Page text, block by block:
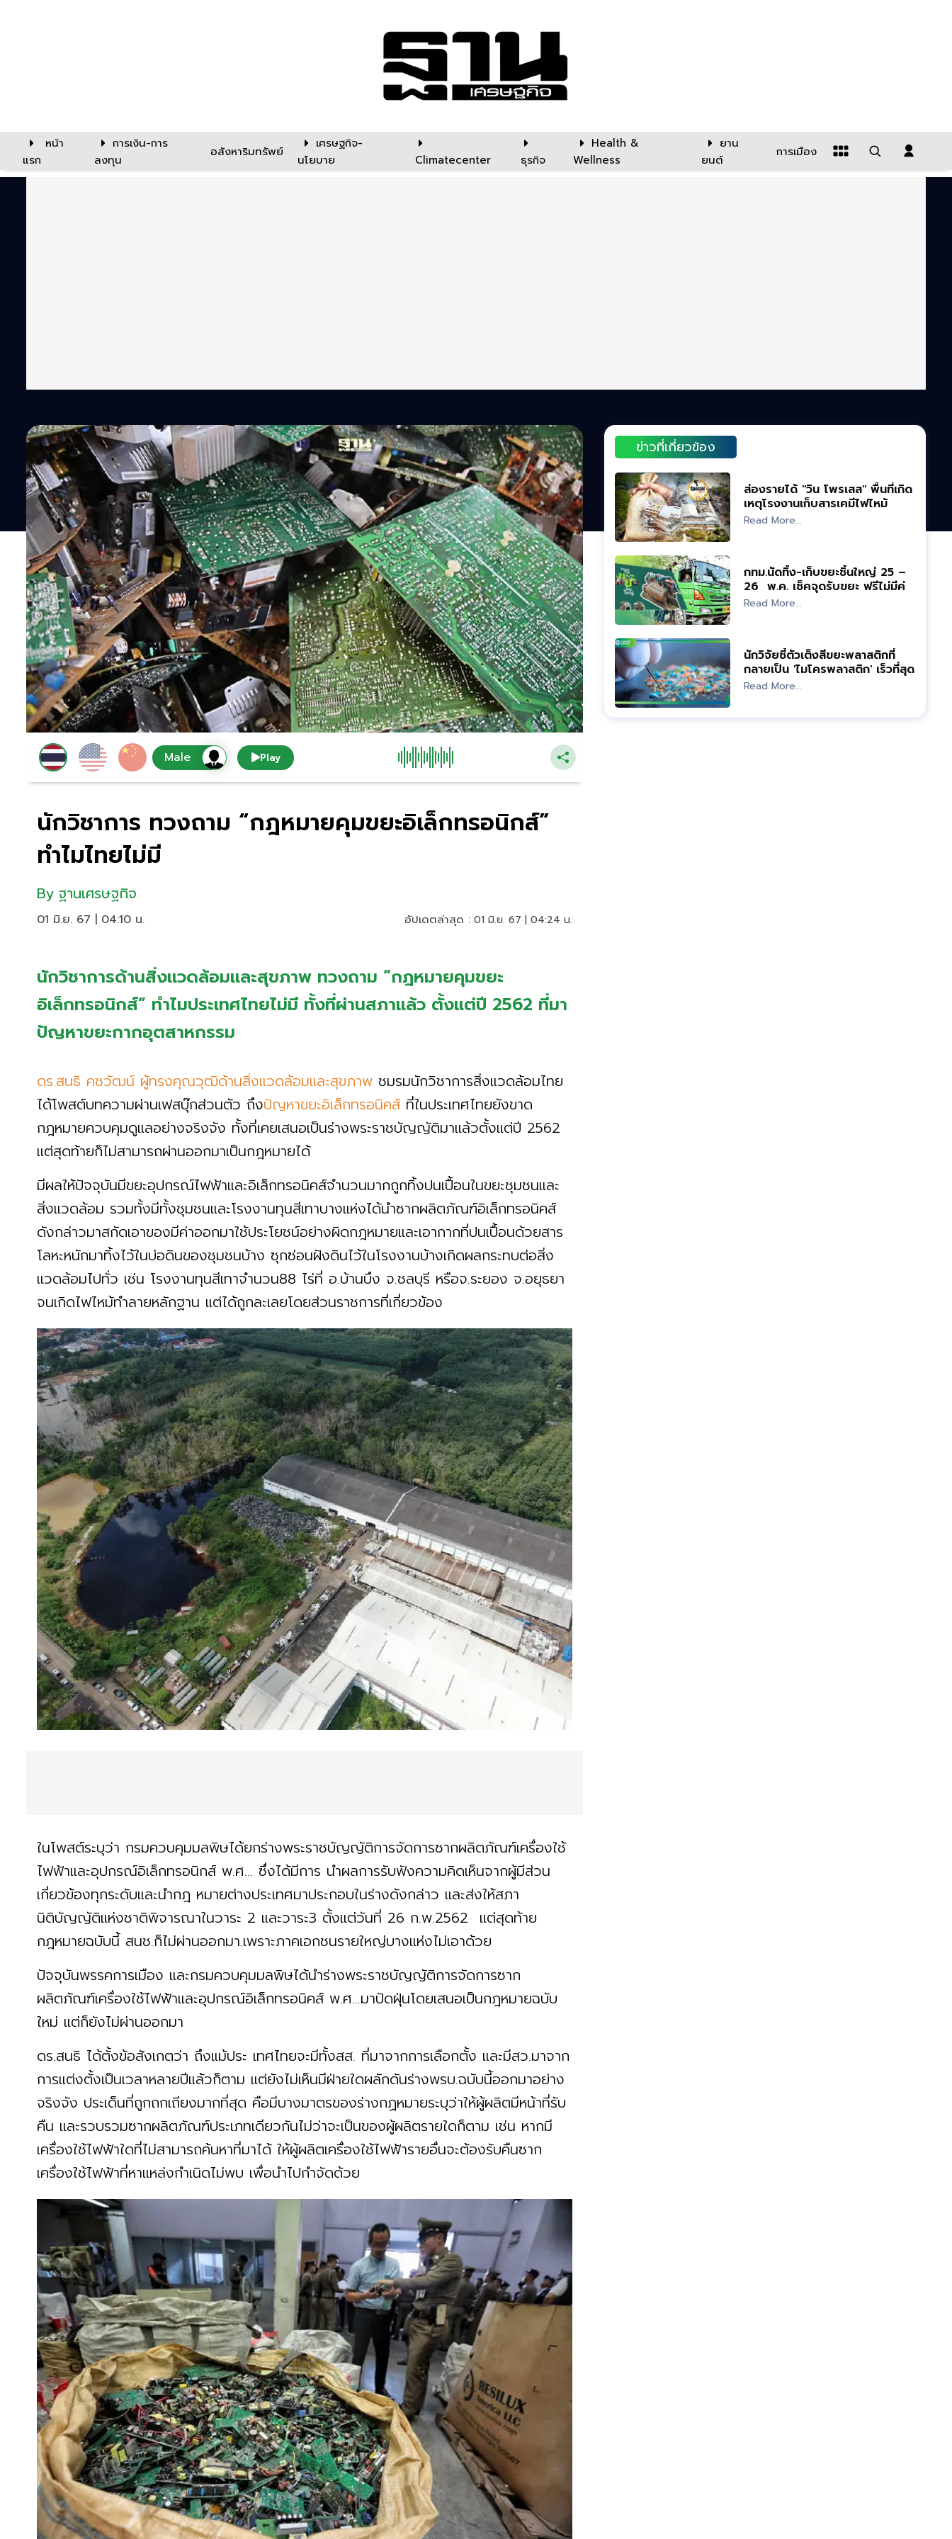
หน้า
แรก
การเงิน-การ
ลงทุน
อสังหาริมทรัพย์
เศรษฐกิจ-
นโยบาย
Climatecenter ธุรกิจ
Health &
Wellness
ยาน
ยนต์
การเมือง
Play
นักวิชาการ ทวงถาม “กฎหมายคุมขยะอิเล็กทรอนิกส์”
ทำไมไทยไม่มี
By ฐานเศรษฐกิจ
01 มิ.ย. 67 | 04:10 น. อัปเดตล่าสุด : 01 มิ.ย. 67 | 04:24 น.
นักวิชาการด้านสิ่งแวดล้อมและสุขภาพ ทวงถาม “กฎหมายคุมขยะ
อิเล็กทรอนิกส์” ทำไมประเทศไทยไม่มี ทั้งที่ผ่านสภาแล้ว ตั้งแต่ปี 2562 ที่มา
ปัญหาขยะกากอุตสาหกรรม
ดร.สนธิ คชวัฒน์ ผู้ทรงคุณวุฒิด้านสิ่งแวดล้อมและสุขภาพ ชมรมนักวิชาการสิ่งแวดล้อมไทย
ได้โพสต์บทความผ่านเฟสบุ๊กส่วนตัว ถึงปัญหาขยะอิเล็กทรอนิคส์ ที่ในประเทศไทยยังขาด
กฎหมายควบคุมดูแลอย่างจริงจัง ทั้งที่เคยเสนอเป็นร่างพระราชบัญญัติมาแล้วตั้งแต่ปี 2562
แต่สุดท้ายก็ไม่สามารถผ่านออกมาเป็นกฎหมายได้
มีผลให้ปัจจุบันมีขยะอุปกรณ์ไฟฟ้าและอิเล็กทรอนิคส์จำนวนมากถูกทิ้งปนเปื้อนในขยะชุมชนและ
สิ่งแวดล้อม รวมทั้งมีทั้งชุมชนและโรงงานทุนสีเทาบางแห่งได้นำซากผลิตภัณฑ์อิเล็กทรอนิคส์
ดังกล่าวมาสกัดเอาของมีค่าออกมาใช้ประโยชน์อย่างผิดกฎหมายและเอากากที่ปนเปื้อนด้วยสาร
โลหะหนักมาทิ้งไว้ในบ่อดินของชุมชนบ้าง ซุกซ่อนฝังดินไว้ในโรงงานบ้างเกิดผลกระทบต่อสิ่ง
แวดล้อมไปทั่ว เช่น โรงงานทุนสีเทาจำนวน88 ไร่ที่ อ.บ้านบึง จ.ชลบุรี หรือจ.ระยอง จ.อยุธยา
จนเกิดไฟไหม้ทำลายหลักฐาน แต่ได้ถูกละเลยโดยส่วนราชการที่เกี่ยวข้อง
ในโพสต์ระบุว่า กรมควบคุมมลพิษได้ยกร่างพระราชบัญญัติการจัดการซากผลิตภัณฑ์เครื่องใช้
ไฟฟ้าและอุปกรณ์อิเล็กทรอนิกส์ พ.ศ... ซึ่งได้มีการ นำผลการรับฟังความคิดเห็นจากผู้มีส่วน
เกี่ยวข้องทุกระดับและนำกฎ หมายต่างประเทศมาประกอบในร่างดังกล่าว และส่งให้สภา
นิติบัญญัติแห่งชาติพิจารณาในวาระ 2 และวาระ3 ตั้งแต่วันที่ 26 ก.พ.2562 แต่สุดท้าย
กฎหมายฉบับนี้ สนช.ก็ไม่ผ่านออกมา.เพราะภาคเอกชนรายใหญ่บางแห่งไม่เอาด้วย
ปัจจุบันพรรคการเมือง และกรมควบคุมมลพิษได้นำร่างพระราชบัญญัติการจัดการซาก
ผลิตภัณฑ์เครื่องใช้ไฟฟ้าและอุปกรณ์อิเล็กทรอนิคส์ พ.ศ...มาปัดฝุ่นโดยเสนอเป็นกฎหมายฉบับ
ใหม่ แต่ก็ยังไม่ผ่านออกมา
ดร.สนธิ ได้ตั้งข้อสังเกตว่า ถึงแม้ประ เทศไทยจะมีทั้งสส. ที่มาจากการเลือกตั้ง และมีสว.มาจาก
การแต่งตั้งเป็นเวลาหลายปีแล้วก็ตาม แต่ยังไม่เห็นมีฝ่ายใดผลักดันร่างพรบ.ฉบับนี้ออกมาอย่าง
จริงจัง ประเด็นที่ถูกถกเถียงมากที่สุด คือมีบางมาตรของร่างกฏหมายระบุว่าให้ผู้ผลิตมีหน้าที่รับ
คืน และรวบรวมซากผลิตภัณฑ์ประเภทเดียวกันไม่ว่าจะเป็นของผู้ผลิตรายใดก็ตาม เช่น หากมี
เครื่องใช้ไฟฟ้าใดที่ไม่สามารถค้นหาที่มาได้ ให้ผู้ผลิตเครื่องใช้ไฟฟ้ารายอื่นจะต้องรับคืนซาก
เครื่องใช้ไฟฟ้าที่หาแหล่งกำเนิดไม่พบ เพื่อนำไปกำจัดด้วย
ข่าวที่เกี่ยวข้อง
ส่องรายได้ "วิน โพรเสส" พื้นที่เกิด
เหตุโรงงานเก็บสารเคมีไฟไหม้
ระยอง
Read More...
กทม.นัดทิ้ง-เก็บขยะชิ้นใหญ่ 25 –
26 พ.ค. เช็คจุดรับขยะ ฟรีไม่มีค่า
ใช้จ่าย
Read More...
นักวิจัยชี้ตัวเต็งสีขยะพลาสติกที่
กลายเป็น 'ไมโครพลาสติก' เร็วที่สุด
Read More...